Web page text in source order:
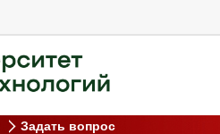
Задать вопрос